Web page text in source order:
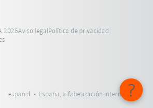
2026Aviso legalPolítica de privacidad
español - España, alfabetización internacional